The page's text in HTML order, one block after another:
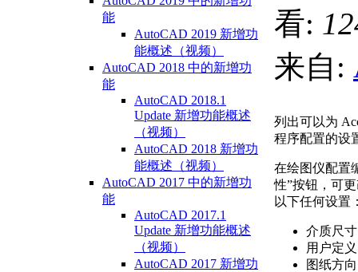
能
AutoCAD 2019 新增功
能概述（视频）
AutoCAD 2018 中的新增功
能
AutoCAD 2018.1
Update 新增功能概述
（视频）
AutoCAD 2018 新增功
能概述（视频）
AutoCAD 2017 中的新增功
能
AutoCAD 2017.1
Update 新增功能概述
（视频）
AutoCAD 2017 新增功
看:
来自:
列出可以为
程序配置的设
在绘图仪配置
性”按钮，可
以下任何设置
介质尺寸
用户定
图纸方向